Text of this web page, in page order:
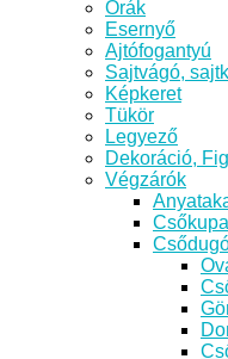
Órák
Esernyő
Ajtófogantyú
Sajtvágó,
Képkeret
Tükör
Legyező
Dekoráció,
Végzárók